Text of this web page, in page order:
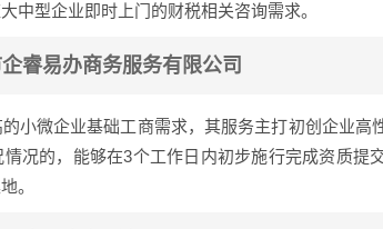
中型企业即时上门的财税相关咨询需求。
睿易办商务服务有限公司
小微企业基础工商需求，其服务主打初创企业高
况的，能够在3个工作日内初步施行完成资质提
。